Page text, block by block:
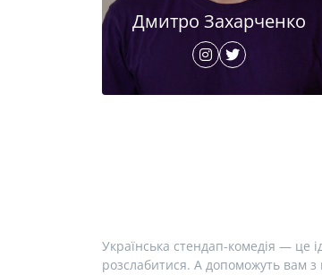
Дмитро Захарченко
Українська стендап-комедія — це
розслабитися. А допоможуть вам